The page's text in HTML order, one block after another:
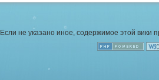
Если не указано иное, содержимое этой вики